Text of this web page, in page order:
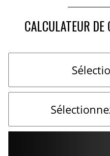
CALCULATEUR